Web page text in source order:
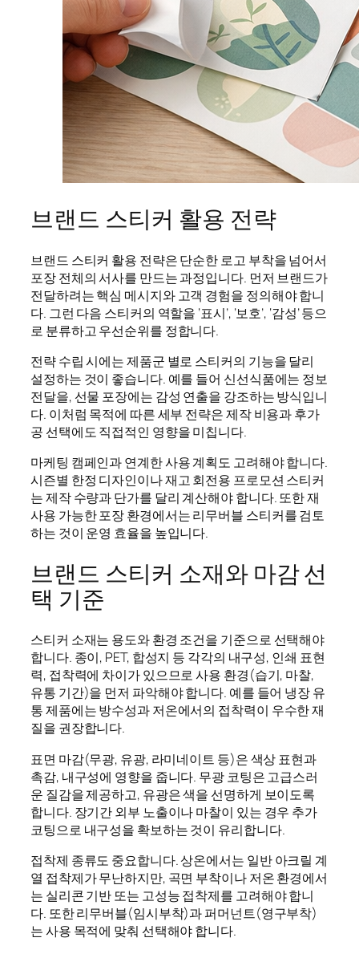
브랜드 스티커 활용 전략
브랜드 스티커 활용 전략은 단순한 로고 부착을 넘어서
포장 전체의 서사를 만드는 과정입니다. 먼저 브랜드가
전달하려는 핵심 메시지와 고객 경험을 정의해야 합니
다. 그런 다음 스티커의 역할을 ‘표시’, ‘보호’, ‘감성’ 등으
로 분류하고 우선순위를 정합니다.
전략 수립 시에는 제품군 별로 스티커의 기능을 달리
설정하는 것이 좋습니다. 예를 들어 신선식품에는 정보
전달을, 선물 포장에는 감성 연출을 강조하는 방식입니
다. 이처럼 목적에 따른 세부 전략은 제작 비용과 후가
공 선택에도 직접적인 영향을 미칩니다.
마케팅 캠페인과 연계한 사용 계획도 고려해야 합니다.
시즌별 한정 디자인이나 재고 회전용 프로모션 스티커
는 제작 수량과 단가를 달리 계산해야 합니다. 또한 재
사용 가능한 포장 환경에서는 리무버블 스티커를 검토
하는 것이 운영 효율을 높입니다.
브랜드 스티커 소재와 마감 선
택 기준
스티커 소재는 용도와 환경 조건을 기준으로 선택해야
합니다. 종이, PET, 합성지 등 각각의 내구성, 인쇄 표현
력, 접착력에 차이가 있으므로 사용 환경(습기, 마찰,
유통 기간)을 먼저 파악해야 합니다. 예를 들어 냉장 유
통 제품에는 방수성과 저온에서의 접착력이 우수한 재
질을 권장합니다.
표면 마감(무광, 유광, 라미네이트 등)은 색상 표현과
촉감, 내구성에 영향을 줍니다. 무광 코팅은 고급스러
운 질감을 제공하고, 유광은 색을 선명하게 보이도록
합니다. 장기간 외부 노출이나 마찰이 있는 경우 추가
코팅으로 내구성을 확보하는 것이 유리합니다.
접착제 종류도 중요합니다. 상온에서는 일반 아크릴 계
열 접착제가 무난하지만, 곡면 부착이나 저온 환경에서
는 실리콘 기반 또는 고성능 접착제를 고려해야 합니
다. 또한 리무버블(임시부착)과 퍼머넌트(영구부착)
는 사용 목적에 맞춰 선택해야 합니다.